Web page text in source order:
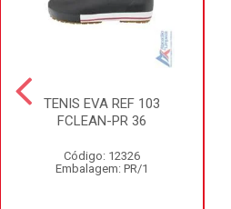
TENIS EVA REF 103
FCLEAN-PR 36
Código: 12326
Embalagem: PR/1